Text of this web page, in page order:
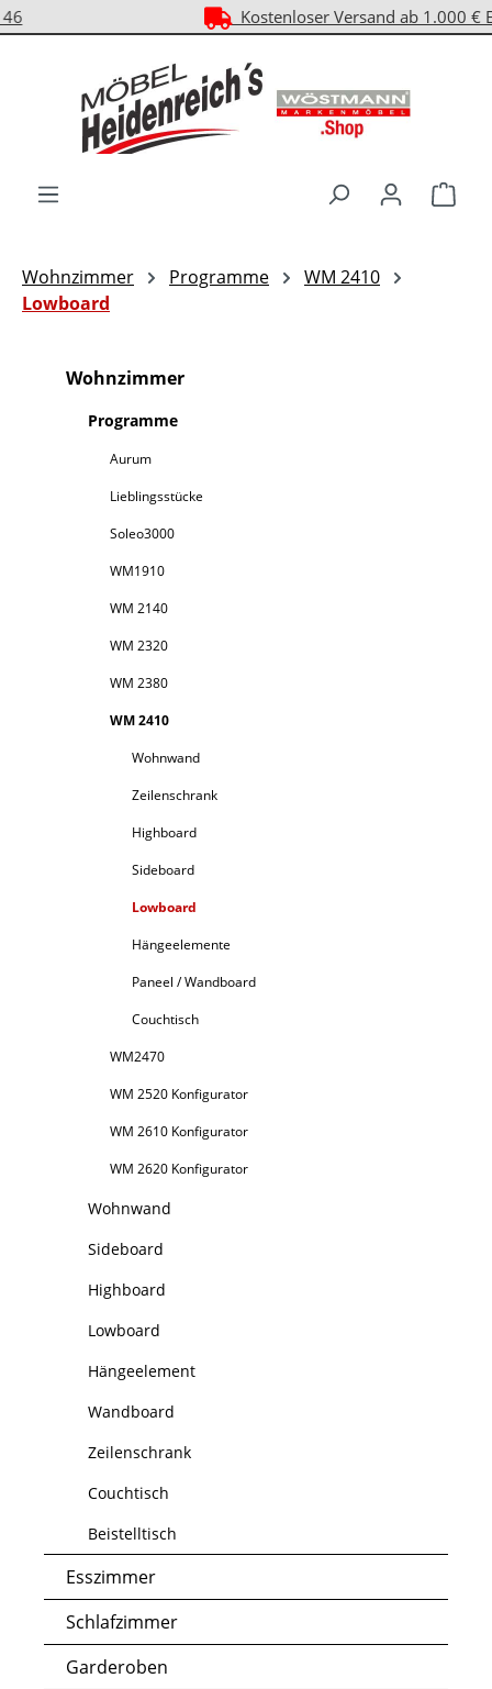
Zum Hauptinhalt springen
Kostenloser Versand ab 1.000 € EKwert**
Wohnzimmer Programme
WM 2410
Lowboard
Wohnzimmer
Programme
Aurum
Lieblingsstücke
Soleo3000
WM1910
WM 2140
WM 2320
WM 2380
WM 2410
Wohnwand
Zeilenschrank
Highboard
Sideboard
Lowboard
Hängeelemente
Paneel / Wandboard
Couchtisch
WM2470
WM 2520 Konfigurator
WM 2610 Konfigurator
WM 2620 Konfigurator
Wohnwand
Sideboard
Highboard
Lowboard
Hängeelement
Wandboard
Zeilenschrank
Couchtisch
Beistelltisch
Esszimmer
Schlafzimmer
Garderoben